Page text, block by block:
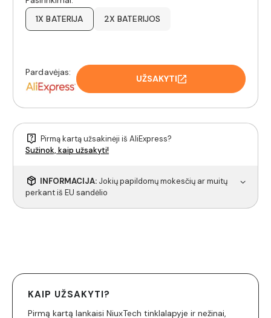
1X BATERIJA
2X BATERIJOS
Pardavėjas:
UŽSAKYTI
Pirmą kartą užsakinėji iš AliExpress?
Sužinok, kaip užsakyti!
INFORMACIJA: Jokių papildomų mokesčių ar muitų
perkant iš EU sandėlio
KAIP UŽSAKYTI?
Pirmą kartą lankaisi NiuxTech tinklalapyje ir nežinai,